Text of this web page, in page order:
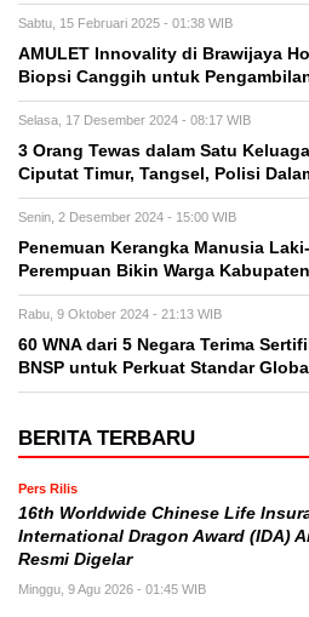
Sabtu, 15 Februari 2025 - 01:38 WIB
AMULET Innovality di Brawijaya
Biopsi Canggih untuk
Selasa, 17 Desember 2024 - 08:17 WIB
3 Orang Tewas dalam Satu
Ciputat Timur, Tangsel, Polisi
Senin, 2 Desember 2024 - 15:00 WIB
Penemuan Kerangka Manusia
Perempuan Bikin Warga
Rabu, 9 Oktober 2024 - 21:13 WIB
60 WNA dari 5 Negara Terima
BNSP untuk Perkuat Standar Global
BERITA TERBARU
Pers Rilis
16th Worldwide Chinese Life
International Dragon Award (IDA)
Resmi Digelar
Minggu, 9 Agu 2026 - 01:45 WIB